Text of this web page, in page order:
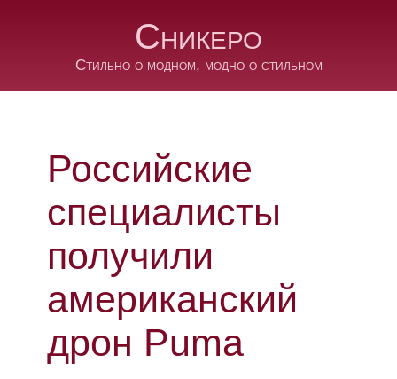
Сникеро
Стильно о модном, модно о стильном
Российские
специалисты
получили
американский
дрон Puma